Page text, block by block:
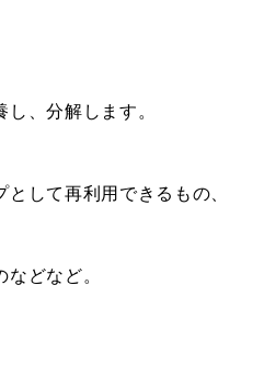
、分解します。
して再利用できるもの、
どなど。